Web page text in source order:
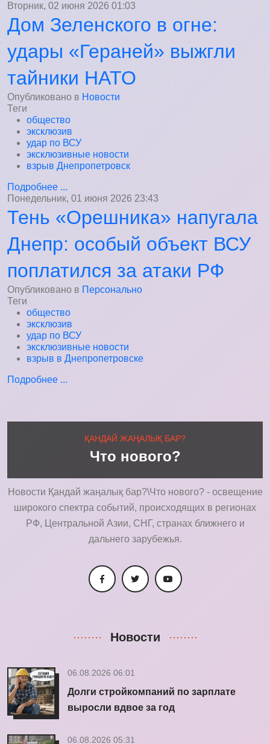
Вторник, 02 июня 2026 01:03
Дом Зеленского в огне:
удары «Гераней» выжгли
тайники НАТО
Опубликовано в Новости
Теги
общество
эксклюзив
удар по ВСУ
эксклюзивные новости
взрыв Днепропетровск
Подробнее ...
Понедельник, 01 июня 2026 23:43
Тень «Орешника» напугала
Днепр: особый объект ВСУ
поплатился за атаки РФ
Опубликовано в Персонально
Теги
общество
эксклюзив
удар по ВСУ
эксклюзивные новости
взрыв в Днепропетровске
Подробнее ...
ҚАНДАЙ ЖАҢАЛЫҚ БАР?
Что нового?
Новости Қандай жаңалық бар?\Что нового? - освещение
широкого спектра событий, происходящих в регионах
РФ, Центральной Азии, СНГ, странах ближнего и
дальнего зарубежья.
Новости
06.08.2026 06:01
Долги стройкомпаний по зарплате
выросли вдвое за год
06.08.2026 05:31